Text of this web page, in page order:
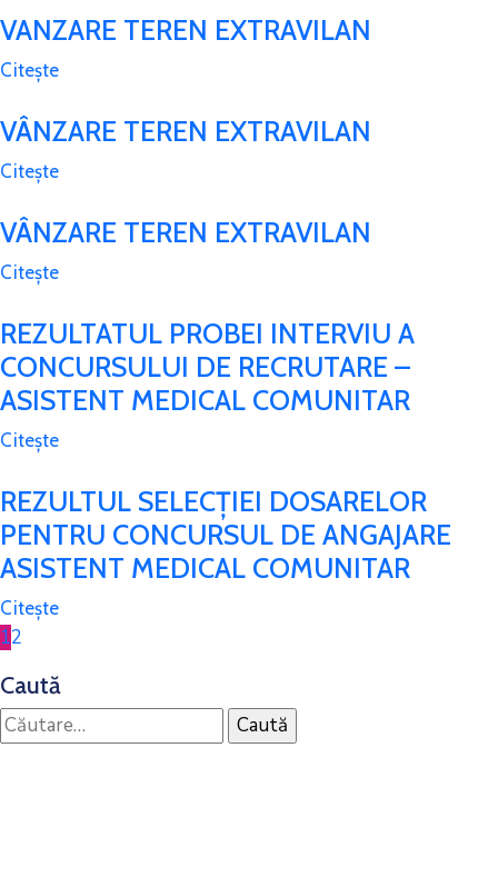
VANZARE TEREN EXTRAVILAN
Citește
VÂNZARE TEREN EXTRAVILAN
Citește
VÂNZARE TEREN EXTRAVILAN
Citește
REZULTATUL PROBEI INTERVIU A
CONCURSULUI DE RECRUTARE –
ASISTENT MEDICAL COMUNITAR
Citește
REZULTUL SELECȚIEI DOSARELOR
PENTRU CONCURSUL DE ANGAJARE
ASISTENT MEDICAL COMUNITAR
Citește
12
Caută